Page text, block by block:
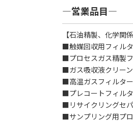
―営業品目―
【石油精製、化学関係
■触媒回収用
■プロセスガス
■ガス吸収液クリ
■高温ガス
■プレコート
■リサイクリン
■サンプリン